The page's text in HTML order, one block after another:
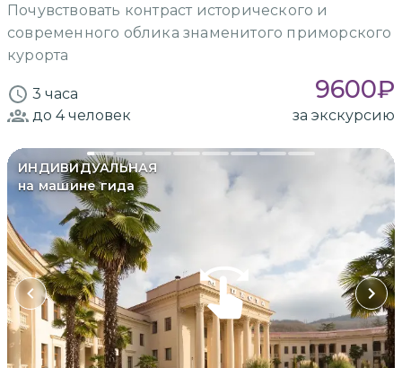
Почувствовать контраст исторического и
современного облика знаменитого приморского
курорта
3 часа 9600₽
до 4человек за экскурсию
ИНДИВИДУАЛЬНАЯ
на машине гида